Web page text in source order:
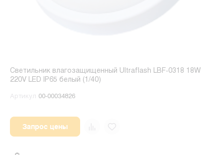
Светильник влагозащищенный Ultraflash LBF-0318 18W
220V LED IP65 белый (1/40)
Артикул 00-00034826
Запрос цены